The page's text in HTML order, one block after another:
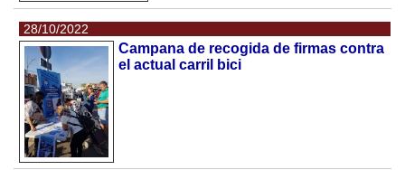
28/10/2022
Campana de recogida de firmas contra
el actual carril bici